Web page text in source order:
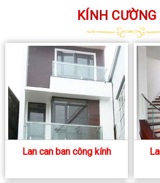
KÍNH CƯỜNG
Lan can ban công kính